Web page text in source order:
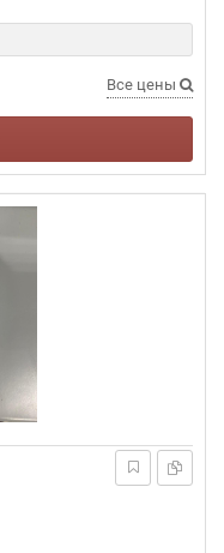
Все цены